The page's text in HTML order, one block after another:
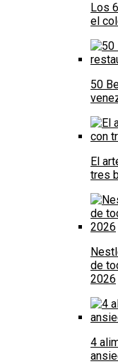
Los
el
50
El
tres
de
2026
4